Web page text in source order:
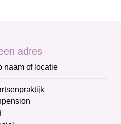
adres
naam of locatie